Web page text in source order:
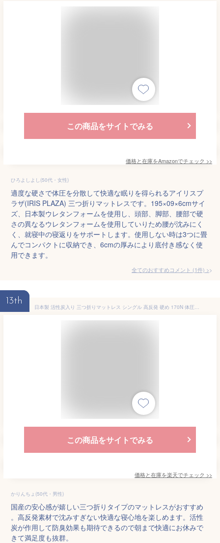
この商品をサイトでみる
価格と在庫をAmazonでチェック >>
ひろよしよし(50代・女性)
適度な硬さで体圧を分散して快適な眠りを得られるアイリスプ
ラザ(IRIS PLAZA) 三つ折りマットレスです。195×09×6cmサイ
ズ、日本製ウレタンフォームを使用し、頭部、脚部、腰部で硬
さの異なるウレタンフォームを使用していりため腰が沈みにく
く、就寝中の寝返りをサポートします。使用しない時は3つに畳
んでコンパクトに収納でき、6cmの厚みにより底付き感なく使
用できます。
全てのおすすめコメント (1件) >
13th
日本製 活性炭入り 三つ折りマットレス シングル 高反発 硬め 170N 体圧分散 寝返り マットレス 三つ折り かたい おりたたみ 防臭 炭入り 男性用 臭い(代引不可)【送料無料】
この商品をサイトでみる
価格と在庫を楽天でチェック >>
かりんちょ(50代・男性)
国産の安心感が嬉しい三つ折りタイプのマットレスがおすすめ
。高反発素材で沈みすぎない快適な寝心地を楽しめます。活性
炭が作用して防臭効果も期待できるので朝まで快適にお休みで
きて満足度も抜群。